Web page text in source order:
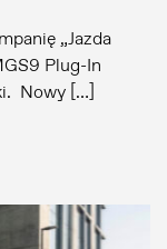
„Jazda
Plug-In
Nowy […]